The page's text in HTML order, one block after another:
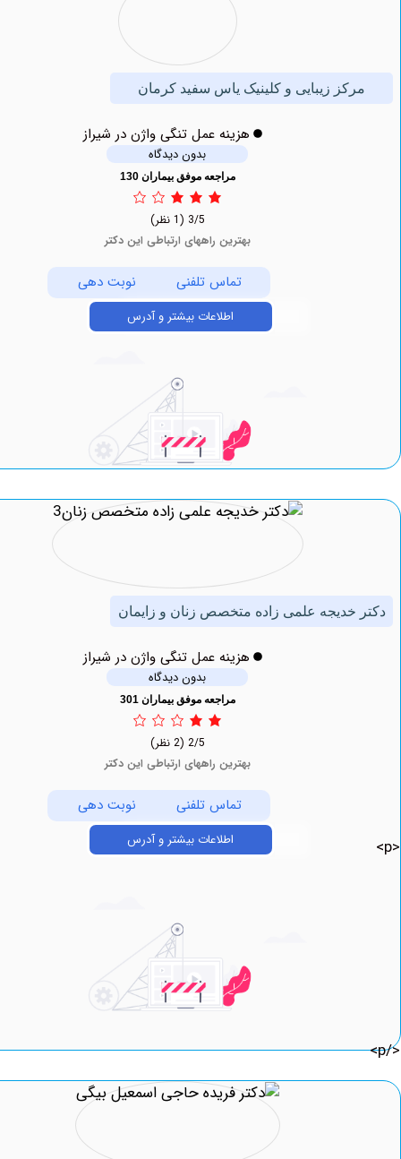
زیبایی و کلینیک یاس سفید کرمان
هزینه عمل تنگی واژن در شیراز
بدون دیدگاه
مراجعه موفق بیماران 130
بهترین راههای ارتباطی این دکتر
تماس تلفنی نوبت دهی
اطلاعات بیشتر و آدرس
علمی زاده متخصص زنان و زایمان
هزینه عمل تنگی واژن در شیراز
بدون دیدگاه
مراجعه موفق بیماران 301
بهترین راههای ارتباطی این دکتر
تماس تلفنی نوبت دهی
اطلاعات بیشتر و آدرس